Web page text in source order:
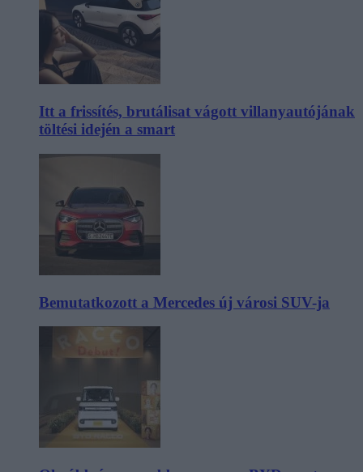
Itt a frissítés, brutálisat vágott villanyautójának
töltési idején a smart
Bemutatkozott a Mercedes új városi SUV-ja